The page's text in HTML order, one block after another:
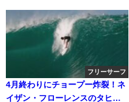
フリーサーフ
4月終わりにチョープー炸裂！ネ
イザン・フローレンスのタヒチ